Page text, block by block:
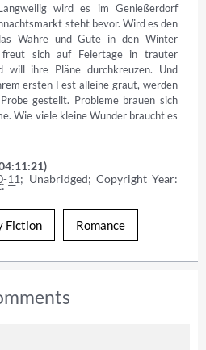
wird es im Genießerdorf
steht bevor. Wird es den
Wahre und Gute in den Winter
freut sich auf Feiertage in trauter
will ihre Pläne durchkreuzen. Und
ersten Fest alleine graut, werden
gestellt. Probleme brauen sich
Wie viele kleine Wunder braucht es
11; Unabridged; Copyright Year:
—
Fiction Romance